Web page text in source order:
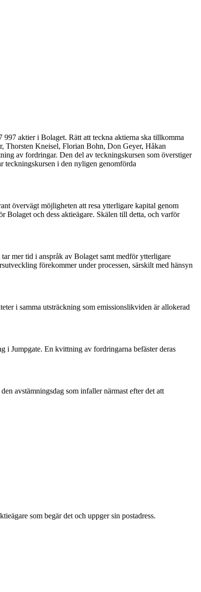
aktier i Bolaget. Rätt att teckna aktierna ska tillkomma
Thorsten Kneisel, Florian Bohn, Don Geyer, Håkan
av fordringar. Den del av teckningskursen som överstiger
teckningskursen i den nyligen genomförda
övervägt möjligheten att resa ytterligare kapital genom
Bolaget och dess aktieägare. Skälen till detta, och varför
mer tid i anspråk av Bolaget samt medför ytterligare
förekommer under processen, särskilt med hänsyn
i samma utsträckning som emissionslikviden är allokerad
i Jumpgate. En kvittning av fordringarna befäster deras
avstämningsdag som infaller närmast efter det att
som begär det och uppger sin postadress.